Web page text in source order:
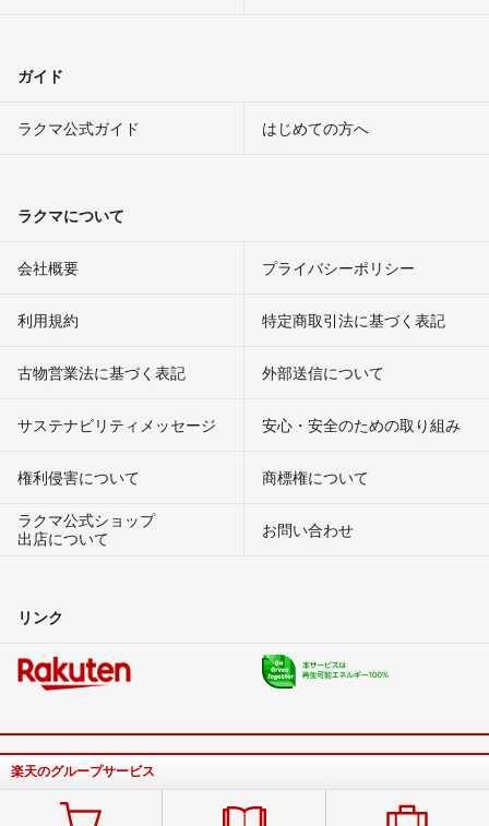
ガイド
ラクマ公式ガイド はじめての方へ
ラクマについて
会社概要 プライバシーポリシー
利用規約 特定商取引法に基づく表記
古物営業法に基づく表記 外部送信について
サステナビリティメッセージ 安心・安全のための取り組み
権利侵害について
商標権について
ラクマ公式ショップ
出店について
お問い合わせ
リンク
楽天のグループサービス